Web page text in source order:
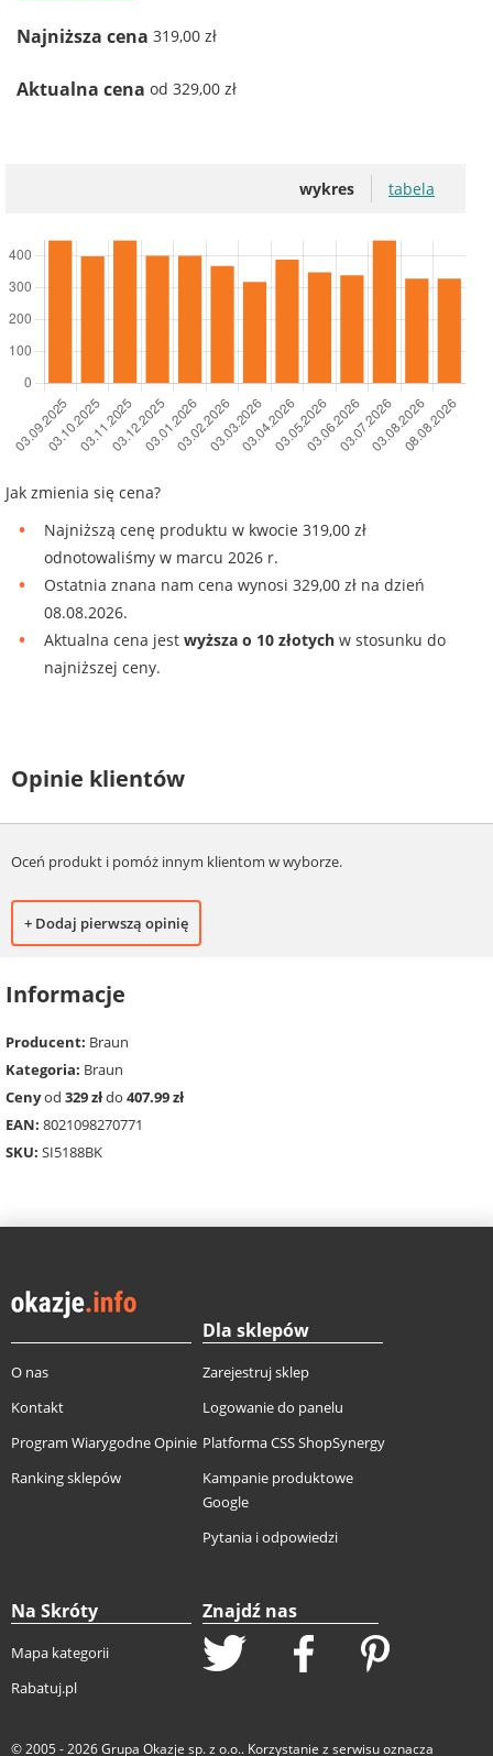
Najniższa cena 319,00 zł
Aktualna cena od 329,00 zł
wykres tabela
Jak zmienia się cena?
Najniższą cenę produktu w kwocie 319,00 zł
odnotowaliśmy w marcu 2026 r.
Ostatnia znana nam cena wynosi 329,00 zł na dzień
08.08.2026.
Aktualna cena jest wyższa o 10 złotych w stosunku do
najniższej ceny.
Opinie klientów
Oceń produkt i pomóż innym klientom w wyborze.
+ Dodaj pierwszą opinię
Informacje
Producent: Braun
Kategoria: Braun
Cenyod 329 złdo 407.99 zł
EAN: 8021098270771
SKU: SI5188BK
O nas
Kontakt
Program Wiarygodne Opinie
Ranking sklepów
Dla sklepów
Zarejestruj sklep
Logowanie do panelu
Platforma CSS ShopSynergy
Kampanie produktowe
Google
Pytania i odpowiedzi
Na Skróty
Mapa kategorii
Rabatuj.pl
Znajdź nas
© 2005 - 2026Grupa Okazje sp. z o.o.. Korzystanie z serwisu oznacza